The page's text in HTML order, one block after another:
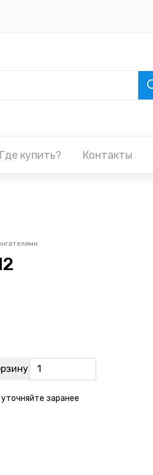
Где купить? Контакты
заранее